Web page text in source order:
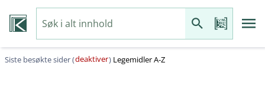
Siste besøkte sider (deaktiver) Legemidler A-Z